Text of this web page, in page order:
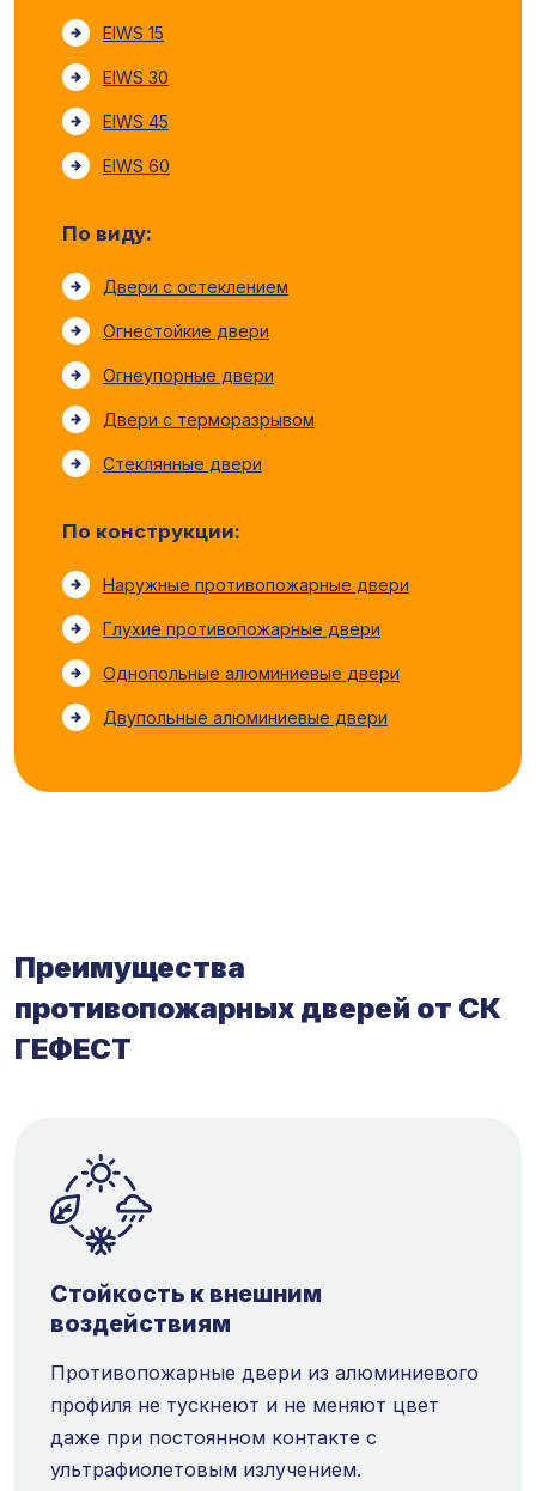
EIWS 15
EIWS 30
EIWS 45
EIWS 60
По виду:
Двери с остеклением
Огнестойкие двери
Огнеупорные двери
Двери с терморазрывом
Стеклянные двери
По конструкции:
Наружные противопожарные двери
Глухие противопожарные двери
Однопольные алюминиевые двери
Двупольные алюминиевые двери
Преимущества
противопожарных дверей от СК
ГЕФЕСТ
Стойкость к внешним
воздействиям
Противопожарные двери из алюминиевого
профиля не тускнеют и не меняют цвет
даже при постоянном контакте с
ультрафиолетовым излучением.